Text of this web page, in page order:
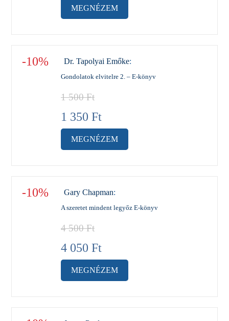
MEGNÉZEM
-10% Dr. Tapolyai Emőke:
Gondolatok elvitelre 2. – E-könyv
1 500Ft
1 350 Ft
MEGNÉZEM
-10% Gary Chapman:
A szeretet mindent legyőz E-könyv
4 500Ft
4 050 Ft
MEGNÉZEM